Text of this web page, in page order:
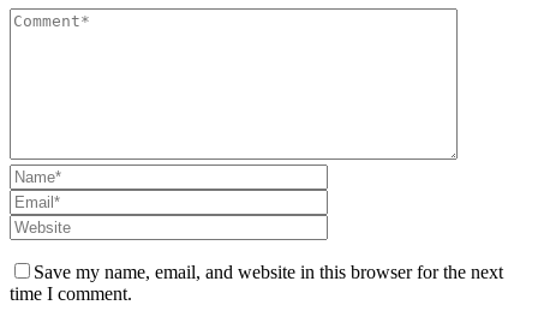
Save my name, email, and website in this browser for the next
time I comment.